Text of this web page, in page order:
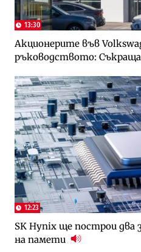
13:30
Акционерите във
ръководството:
12:23
SK Hynix ще построи два
на памети